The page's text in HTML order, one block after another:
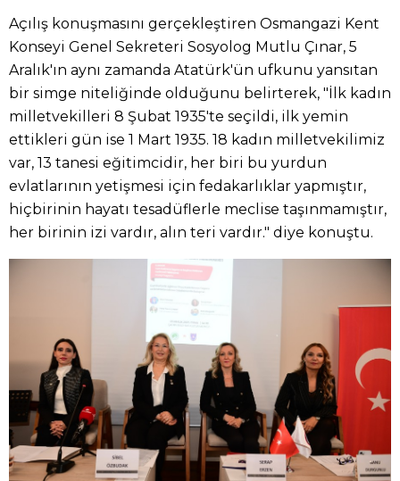
Açılış konuşmasını gerçekleştiren Osmangazi Kent
Konseyi Genel Sekreteri Sosyolog Mutlu Çınar, 5
Aralık'ın aynı zamanda Atatürk'ün ufkunu yansıtan
bir simge niteliğinde olduğunu belirterek, "İlk kadın
milletvekilleri 8 Şubat 1935'te seçildi, ilk yemin
ettikleri gün ise 1 Mart 1935. 18 kadın milletvekilimiz
var, 13 tanesi eğitimcidir, her biri bu yurdun
evlatlarının yetişmesi için fedakarlıklar yapmıştır,
hiçbirinin hayatı tesadüflerle meclise taşınmamıştır,
her birinin izi vardır, alın teri vardır." diye konuştu.